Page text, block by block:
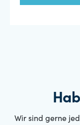
Wir sind gerne